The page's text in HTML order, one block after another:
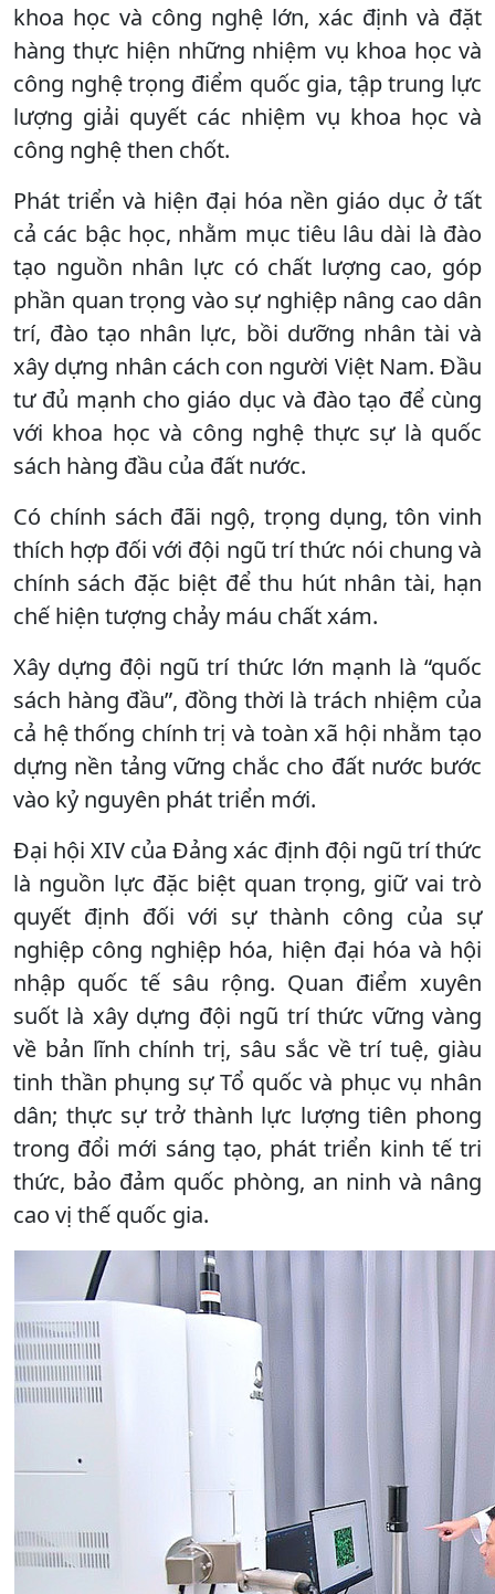
khoa học và công nghệ lớn, xác định và đặt
hàng thực hiện những nhiệm vụ khoa học và
công nghệ trọng điểm quốc gia, tập trung lực
lượng giải quyết các nhiệm vụ khoa học và
công nghệ then chốt.
Phát triển và hiện đại hóa nền giáo dục ở tất
cả các bậc học, nhằm mục tiêu lâu dài là đào
tạo nguồn nhân lực có chất lượng cao, góp
phần quan trọng vào sự nghiệp nâng cao dân
trí, đào tạo nhân lực, bồi dưỡng nhân tài và
xây dựng nhân cách con người Việt Nam. Đầu
tư đủ mạnh cho giáo dục và đào tạo để cùng
với khoa học và công nghệ thực sự là quốc
sách hàng đầu của đất nước.
Có chính sách đãi ngộ, trọng dụng, tôn vinh
thích hợp đối với đội ngũ trí thức nói chung và
chính sách đặc biệt để thu hút nhân tài, hạn
chế hiện tượng chảy máu chất xám.
Xây dựng đội ngũ trí thức lớn mạnh là “quốc
sách hàng đầu”, đồng thời là trách nhiệm của
cả hệ thống chính trị và toàn xã hội nhằm tạo
dựng nền tảng vững chắc cho đất nước bước
vào kỷ nguyên phát triển mới.
Đại hội XIV của Đảng xác định đội ngũ trí thức
là nguồn lực đặc biệt quan trọng, giữ vai trò
quyết định đối với sự thành công của sự
nghiệp công nghiệp hóa, hiện đại hóa và hội
nhập quốc tế sâu rộng. Quan điểm xuyên
suốt là xây dựng đội ngũ trí thức vững vàng
về bản lĩnh chính trị, sâu sắc về trí tuệ, giàu
tinh thần phụng sự Tổ quốc và phục vụ nhân
dân; thực sự trở thành lực lượng tiên phong
trong đổi mới sáng tạo, phát triển kinh tế tri
thức, bảo đảm quốc phòng, an ninh và nâng
cao vị thế quốc gia.